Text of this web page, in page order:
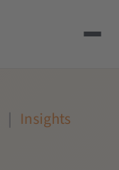
| Insights